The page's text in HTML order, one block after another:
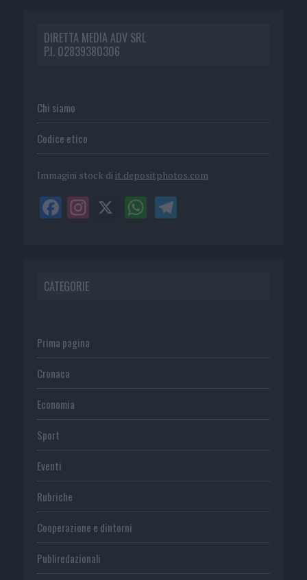
DIRETTA MEDIA ADV SRL
P.I. 02839380306
Chi siamo
Codice etico
Immagini stock di it.depositphotos.com
CATEGORIE
Prima pagina
Cronaca
Economia
Sport
Eventi
Rubriche
Cooperazione e dintorni
Publiredazionali